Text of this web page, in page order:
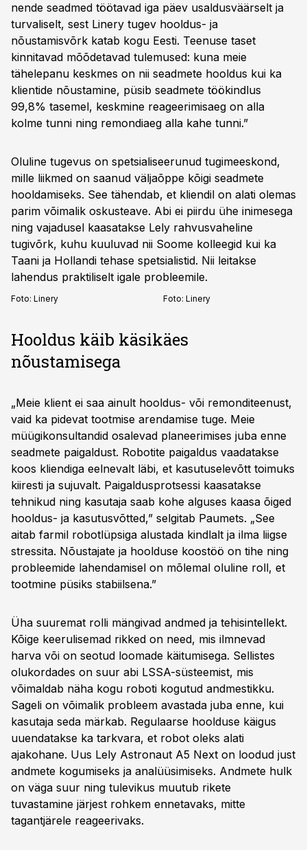
nende seadmed töötavad iga päev usaldusväärselt ja
turvaliselt, sest Linery tugev hooldus- ja
nõustamisvõrk katab kogu Eesti. Teenuse taset
kinnitavad mõõdetavad tulemused: kuna meie
tähelepanu keskmes on nii seadmete hooldus kui ka
klientide nõustamine, püsib seadmete töökindlus
99,8% tasemel, keskmine reageerimisaeg on alla
kolme tunni ning remondiaeg alla kahe tunni.”
Oluline tugevus on spetsialiseerunud tugimeeskond,
mille liikmed on saanud väljaõppe kõigi seadmete
hooldamiseks. See tähendab, et kliendil on alati olemas
parim võimalik oskusteave. Abi ei piirdu ühe inimesega
ning vajadusel kaasatakse Lely rahvusvaheline
tugivõrk, kuhu kuuluvad nii Soome kolleegid kui ka
Taani ja Hollandi tehase spetsialistid. Nii leitakse
lahendus praktiliselt igale probleemile.
Foto: Linery Foto: Linery
Hooldus käib käsikäes
nõustamisega
„Meie klient ei saa ainult hooldus- või remonditeenust,
vaid ka pidevat tootmise arendamise tuge. Meie
müügikonsultandid osalevad planeerimises juba enne
seadmete paigaldust. Robotite paigaldus vaadatakse
koos kliendiga eelnevalt läbi, et kasutuselevõtt toimuks
kiiresti ja sujuvalt. Paigaldusprotsessi kaasatakse
tehnikud ning kasutaja saab kohe alguses kaasa õiged
hooldus- ja kasutusvõtted,” selgitab Paumets. „See
aitab farmil robotlüpsiga alustada kindlalt ja ilma liigse
stressita. Nõustajate ja hoolduse koostöö on tihe ning
probleemide lahendamisel on mõlemal oluline roll, et
tootmine püsiks stabiilsena.”
Üha suuremat rolli mängivad andmed ja tehisintellekt.
Kõige keerulisemad rikked on need, mis ilmnevad
harva või on seotud loomade käitumisega. Sellistes
olukordades on suur abi LSSA-süsteemist, mis
võimaldab näha kogu roboti kogutud andmestikku.
Sageli on võimalik probleem avastada juba enne, kui
kasutaja seda märkab. Regulaarse hoolduse käigus
uuendatakse ka tarkvara, et robot oleks alati
ajakohane. Uus Lely Astronaut A5 Next on loodud just
andmete kogumiseks ja analüüsimiseks. Andmete hulk
on väga suur ning tulevikus muutub rikete
tuvastamine järjest rohkem ennetavaks, mitte
tagantjärele reageerivaks.